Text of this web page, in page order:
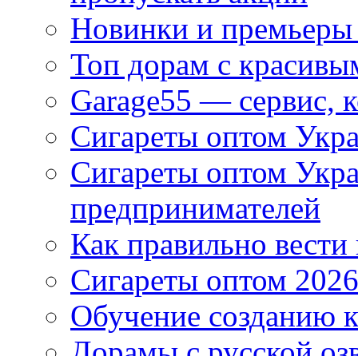
Новинки и
Топ дорам с
Garage55 — сервис,
Сигареты оптом
Сигареты оптом
предпринимателей
Как правильно
Сигареты оптом
Обучение созданию